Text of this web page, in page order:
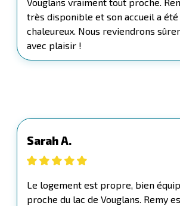
Vouglans vraiment tout proche.
très disponible et son accueil a
chaleureux. Nous reviendrons
avec plaisir !
Sarah A.
Le logement est propre, bien
proche du lac de Vouglans. Remy